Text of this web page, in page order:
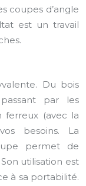
coupes d’angle
est un travail
Du bois
par les
ferreux (avec la
besoins. La
permet de
utilisation est
à sa portabilité.